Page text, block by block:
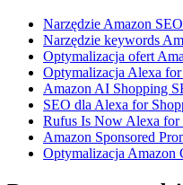
Narzędzie Amazon SEO
Narzędzie keywords
Optymalizacja ofert
Optymalizacja Alexa
Amazon AI Shopping
SEO dla Alexa for
Rufus Is Now Alexa for
Amazon Sponsored
Optymalizacja Amazon